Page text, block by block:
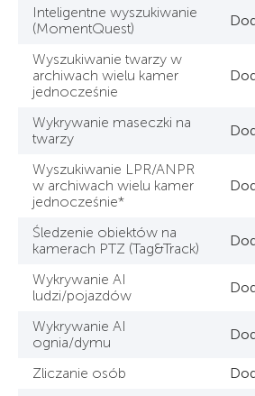
Inteligentne wyszukiwanie
(MomentQuest)
Wyszukiwanie twarzy w
archiwach wielu kamer
jednocześnie
Wykrywanie maseczki na
twarzy
Wyszukiwanie LPR/ANPR
w archiwach wielu kamer
jednocześnie*
Śledzenie obiektów na
kamerach PTZ (Tag&Track)
Wykrywanie AI
ludzi/pojazdów
Wykrywanie AI
ognia/dymu
Zliczanie osób